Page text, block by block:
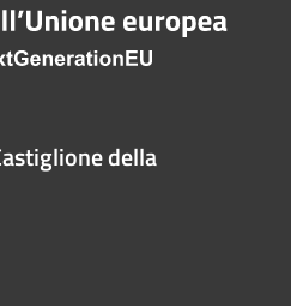
della